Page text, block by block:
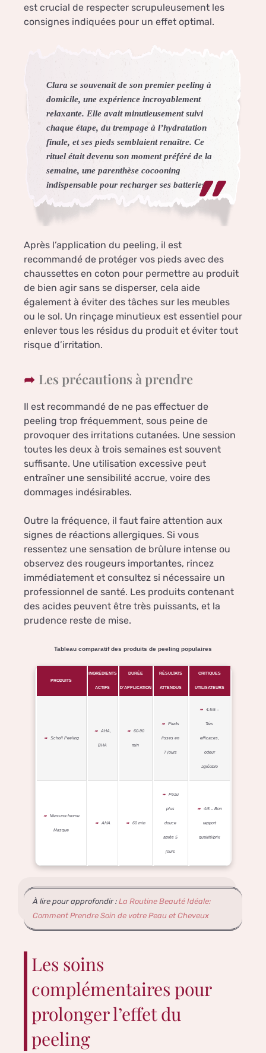
est crucial de respecter scrupuleusement les
consignes indiquées pour un effet optimal.
Clara se souvenait de son premier peeling à
domicile, une expérience incroyablement
relaxante. Elle avait minutieusement suivi
chaque étape, du trempage à l’hydratation
finale, et ses pieds semblaient renaître. Ce
rituel était devenu son moment préféré de la
semaine, une parenthèse cocooning
indispensable pour recharger ses batteries.
Après l’application du peeling, il est
recommandé de protéger vos pieds avec des
chaussettes en coton pour permettre au produit
de bien agir sans se disperser, cela aide
également à éviter des tâches sur les meubles
ou le sol. Un rinçage minutieux est essentiel pour
enlever tous les résidus du produit et éviter tout
risque d’irritation.
Les précautions à prendre
Il est recommandé de ne pas effectuer de
peeling trop fréquemment, sous peine de
provoquer des irritations cutanées. Une session
toutes les deux à trois semaines est souvent
suffisante. Une utilisation excessive peut
entraîner une sensibilité accrue, voire des
dommages indésirables.
Outre la fréquence, il faut faire attention aux
signes de réactions allergiques. Si vous
ressentez une sensation de brûlure intense ou
observez des rougeurs importantes, rincez
immédiatement et consultez si nécessaire un
professionnel de santé. Les produits contenant
des acides peuvent être très puissants, et la
prudence reste de mise.
Tableau comparatif des produits de peeling populaires
PRODUITS
INGRÉDIENTS
ACTIFS
DURÉE
D’APPLICATION
RÉSULTATS
ATTENDUS
CRITIQUES
UTILISATEURS
Scholl Peeling
AHA,
BHA
60-90
min
Pieds
lisses en
7 jours
4.5/5 –
Très
efficaces,
odeur
agréable
Mercurochrome
Masque
AHA 60 min
Peau
plus
douce
après 5
jours
4/5 – Bon
rapport
qualité/prix
À lire pour approfondir : La Routine Beauté Idéale:
Comment Prendre Soin de votre Peau et Cheveux
Les soins
complémentaires pour
prolonger l’effet du
peeling